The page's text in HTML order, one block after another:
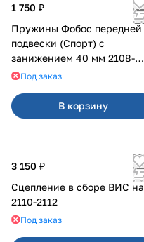
1 750 ₽
Пружины Фобос передней
подвески (Спорт) с
занижением 40 мм 2108-
21099, 2113-2115
Под заказ
В корзину
3 150 ₽
Сцепление в сборе ВИС на
2110-2112
Под заказ